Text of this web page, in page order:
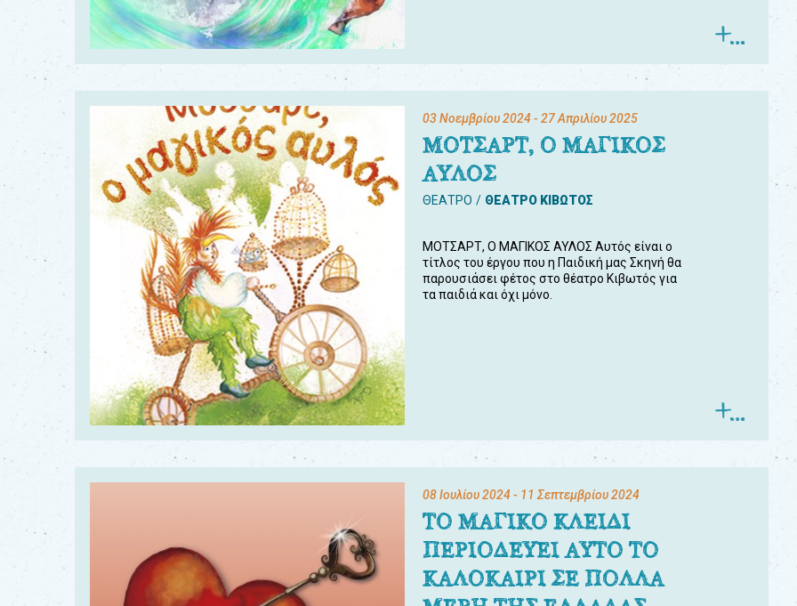
03 Νοεμβρίου 2024- 27 Απριλίου 2025
ΜΟΤΣΑΡΤ, Ο ΜΑΓΙΚΟΣ
ΑΥΛΟΣ
ΘΕΑΤΡΟ ΘΕΑΤΡΟ ΚΙΒΩΤΟΣ
ΜΟΤΣΑΡΤ, Ο ΜΑΓΙΚΟΣ ΑΥΛΟΣ Αυτός είναι ο
τίτλος του έργου που η Παιδική μας Σκηνή θα
παρουσιάσει φέτος στο θέατρο Κιβωτός για
τα παιδιά και όχι μόνο.
08 Ιουλίου 2024- 11 Σεπτεμβρίου 2024
ΤΟ ΜΑΓΙΚΟ ΚΛΕΙΔΙ
ΠΕΡΙΟΔΕΥΕΙ ΑΥΤΟ ΤΟ
ΚΑΛΟΚΑΙΡΙ ΣΕ ΠΟΛΛΑ